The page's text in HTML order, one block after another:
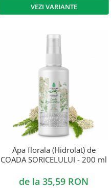
VEZI VARIANTE
Apa florala (Hidrolat) de
COADA SORICELULUI - 200 ml
de la 35,59 RON